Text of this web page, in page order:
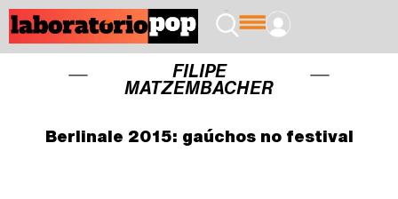
FILIPE
MATZEMBACHER
Berlinale 2015: gaúchos no festival